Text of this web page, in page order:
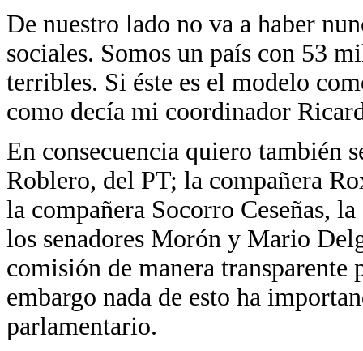
De nuestro lado no va a haber
sociales. Somos un país con 53
terribles. Si éste es el modelo
como decía mi coordinador
En consecuencia quiero también
Roblero, del PT; la compañera
la compañera Socorro Ceseñas,
los senadores Morón y Mario
comisión de manera
embargo nada de esto ha
parlamentario.